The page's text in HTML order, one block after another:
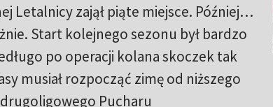
Letalnicy zajął piąte miejsce. Później…
Start kolejnego sezonu był bardzo
po operacji kolana skoczek tak
musiał rozpocząć zimę od niższego
Pucharu